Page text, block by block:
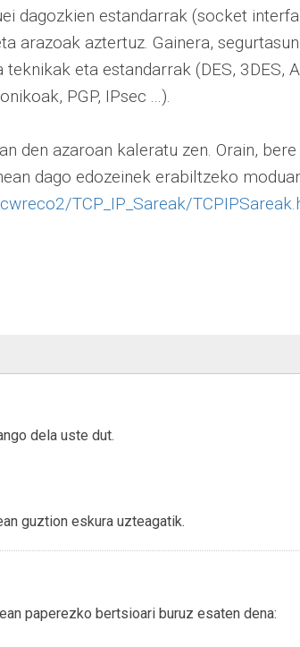
dagozkien estandarrak (socket
arazoak aztertuz. Gainera,
eta estandarrak (DES, 3DES,
PGP, IPsec ...).
den azaroan kaleratu zen. Orain,
dago edozeinek erabiltzeko
TCP_IP_Sareak/
dela uste dut.
guztion eskura uzteagatik.
paperezko bertsioari buruz esaten dena: